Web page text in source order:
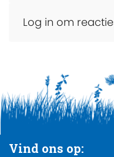
Log in om
Vind ons op: